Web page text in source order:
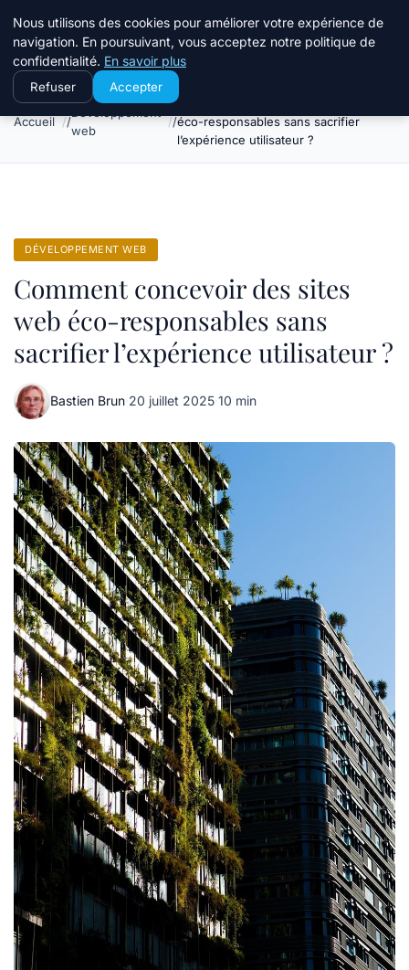
Stillweb
Accueil
web
Comment concevoir des sites web
éco-responsables sans sacrifier
l’expérience utilisateur ?
DÉVELOPPEMENT WEB
Comment concevoir des sites
web éco-responsables sans
sacrifier l’expérience utilisateur ?
Bastien Brun·20 juillet 2025·10 min
Nous utilisons des cookies pour améliorer votre expérience de
navigation. En poursuivant, vous acceptez notre politique de
confidentialité. En savoir plus
Refuser Accepter